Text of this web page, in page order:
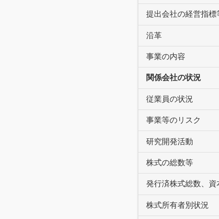
提出会社の経営指標
沿革
事業の内容
関係会社の状況
従業員の状況
事業等のリスク
研究開発活動
株式の総数等
発行済株式総数、資
株式所有者別状況